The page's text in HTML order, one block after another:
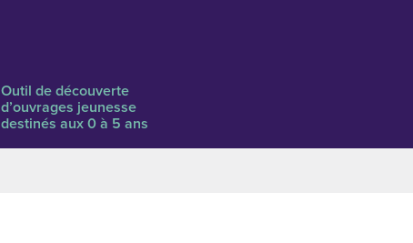
Outil de découverte
d’ouvrages jeunesse
destinés aux 0 à 5 ans